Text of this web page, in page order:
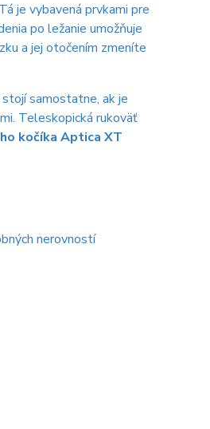
je vybavená prvkami pre
po ležanie umožňuje
a jej otočením zmeníte
samostatne, ak je
Teleskopická rukoväť
kočíka Aptica XT
nerovností